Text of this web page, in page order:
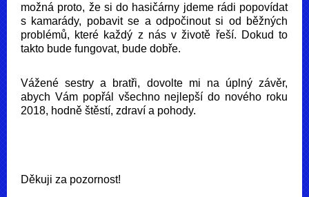
možná proto, že si do hasičárny jdeme rádi popovídat
s kamarády, pobavit se a odpočinout si od běžných
problémů, které každý z nás v životě řeší. Dokud to
takto bude fungovat, bude dobře.
Vážené sestry a bratři, dovolte mi na úplný závěr,
abych Vám popřál všechno nejlepší do nového roku
2018, hodně štěstí, zdraví a pohody.
Děkuji za pozornost!